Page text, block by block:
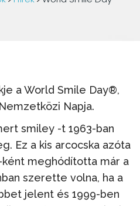
a World Smile Day®,
Napja.
smiley -t 1963-ban
Ez a kis arcocska azóta
meghódította már a
szerette volna, ha a
jelent és 1999-ben